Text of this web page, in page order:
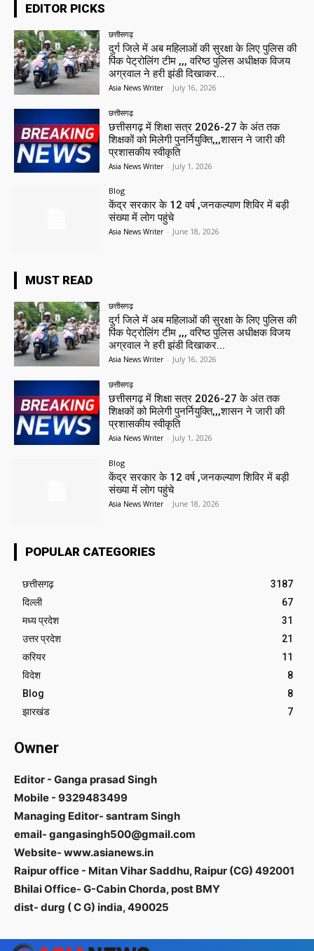
EDITOR PICKS
छत्तीसगढ़
दुर्ग जिले में अब महिलाओं की सुरक्षा के लिए पुलिस की
पिंक पेट्रोलिंग टीम ,,, वरिष्ठ पुलिस अधीक्षक विजय
अग्रवाल ने हरी झंडी दिखाकर...
Asia News Writer - July 16, 2026
छत्तीसगढ़
छत्तीसगढ़ में शिक्षा सत्र 2026-27 के अंत तक
शिक्षकों को मिलेगी पुनर्नियुक्ति,,,शासन ने जारी की
प्रशासकीय स्वीकृति
Asia News Writer - July 1, 2026
Blog
केंद्र सरकार के 12 वर्ष ,जनकल्याण शिविर में बड़ी
संख्या में लोग पहुंचे
Asia News Writer - June 18, 2026
MUST READ
छत्तीसगढ़
दुर्ग जिले में अब महिलाओं की सुरक्षा के लिए पुलिस की
पिंक पेट्रोलिंग टीम ,,, वरिष्ठ पुलिस अधीक्षक विजय
अग्रवाल ने हरी झंडी दिखाकर...
Asia News Writer - July 16, 2026
छत्तीसगढ़
छत्तीसगढ़ में शिक्षा सत्र 2026-27 के अंत तक
शिक्षकों को मिलेगी पुनर्नियुक्ति,,,शासन ने जारी की
प्रशासकीय स्वीकृति
Asia News Writer - July 1, 2026
Blog
केंद्र सरकार के 12 वर्ष ,जनकल्याण शिविर में बड़ी
संख्या में लोग पहुंचे
Asia News Writer - June 18, 2026
POPULAR CATEGORIES
छत्तीसगढ़
3187
दिल्ली
67
मध्य प्रदेश
31
उत्तर प्रदेश
21
करियर
11
विदेश
8
Blog
8
झारखंड
7
Owner
Editor - Ganga prasad Singh
Mobile - 9329483499
Managing Editor- santram Singh
email- gangasingh500@gmail.com
Website- www.asianews.in
Raipur office - Mitan Vihar Saddhu, Raipur (CG) 492001
Bhilai Office- G-Cabin Chorda, post BMY
dist- durg ( C G) india, 490025